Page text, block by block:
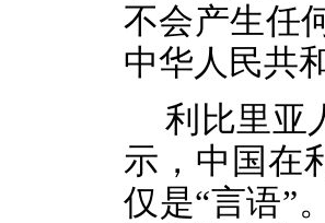
不会产生任
中华人民共
利比里亚
示，中国在
仅是“言语”